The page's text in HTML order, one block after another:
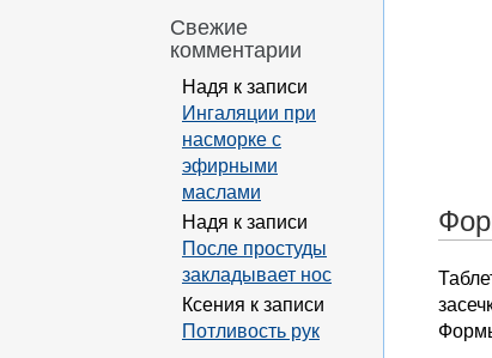
Свежие
комментарии
Надя к записи
Ингаляции при
насморке с
эфирными
маслами
Надя к записи
После простуды
закладывает нос
Ксения к записи
Потливость рук